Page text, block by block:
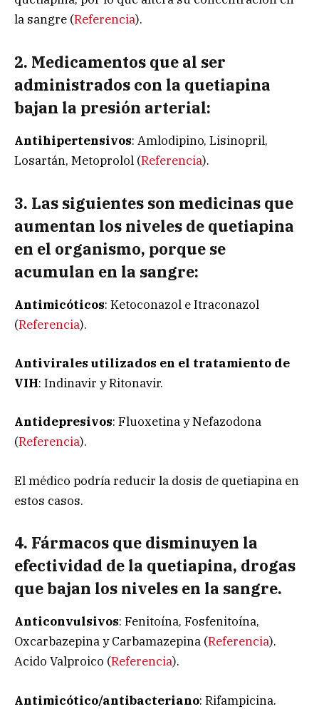
la sangre (Referencia).
2. Medicamentos que al ser
administrados con la quetiapina
bajan la presión arterial:
Antihipertensivos: Amlodipino, Lisinopril,
Losartán, Metoprolol (Referencia).
3. Las siguientes son medicinas que
aumentan los niveles de quetiapina
en el organismo, porque se
acumulan en la sangre:
Antimicóticos: Ketoconazol e Itraconazol
(Referencia).
Antivirales utilizados en el tratamiento de
VIH: Indinavir y Ritonavir.
Antidepresivos: Fluoxetina y Nefazodona
(Referencia).
El médico podría reducir la dosis de quetiapina en
estos casos.
4. Fármacos que disminuyen la
efectividad de la quetiapina, drogas
que bajan los niveles en la sangre.
Anticonvulsivos: Fenitoína, Fosfenitoína,
Oxcarbazepina y Carbamazepina (Referencia).
Acido Valproico (Referencia).
Antimicótico/antibacteriano: Rifampicina.